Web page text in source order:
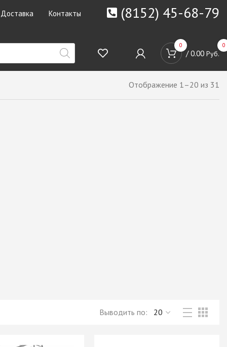
Доставка Контакты (8152) 45-68-79
0 0
/ 0.00 Руб.
Отображение 1–20 из 31
Выводить по: